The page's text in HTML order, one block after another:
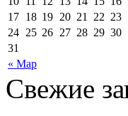
« Мар
17 18 19 20 21 22 23
24 25 26 27 28 29 30
31
Свежие